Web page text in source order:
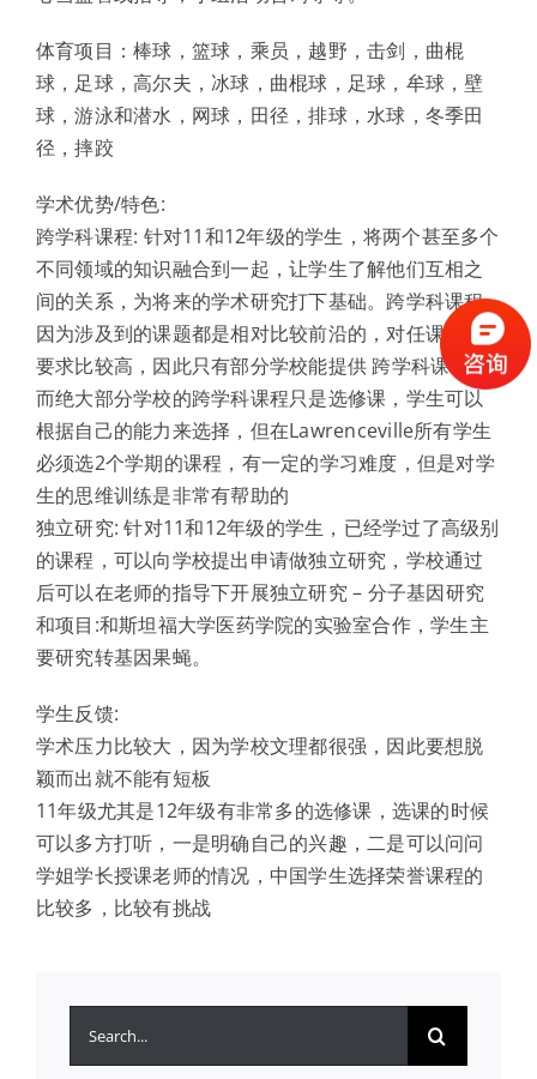
体育项目：棒球，篮球，乘员，越野，击剑，曲棍
球，足球，高尔夫，冰球，曲棍球，足球，牟球，壁
球，游泳和潜水，网球，田径，排球，水球，冬季田
径，摔跤
学术优势/特色:
跨学科课程: 针对11和12年级的学生，将两个甚至多个
不同领域的知识融合到一起，让学生了解他们互相之
间的关系，为将来的学术研究打下基础。跨学科课程
因为涉及到的课题都是相对比较前沿的，对任课老师
要求比较高，因此只有部分学校能提供 跨学科课程，
而绝大部分学校的跨学科课程只是选修课，学生可以
根据自己的能力来选择，但在Lawrenceville所有学生
必须选2个学期的课程，有一定的学习难度，但是对学
生的思维训练是非常有帮助的
独立研究: 针对11和12年级的学生，已经学过了高级别
的课程，可以向学校提出申请做独立研究，学校通过
后可以在老师的指导下开展独立研究 – 分子基因研究
和项目:和斯坦福大学医药学院的实验室合作，学生主
要研究转基因果蝇。
学生反馈:
学术压力比较大，因为学校文理都很强，因此要想脱
颖而出就不能有短板
11年级尤其是12年级有非常多的选修课，选课的时候
可以多方打听，一是明确自己的兴趣，二是可以问问
学姐学长授课老师的情况，中国学生选择荣誉课程的
比较多，比较有挑战